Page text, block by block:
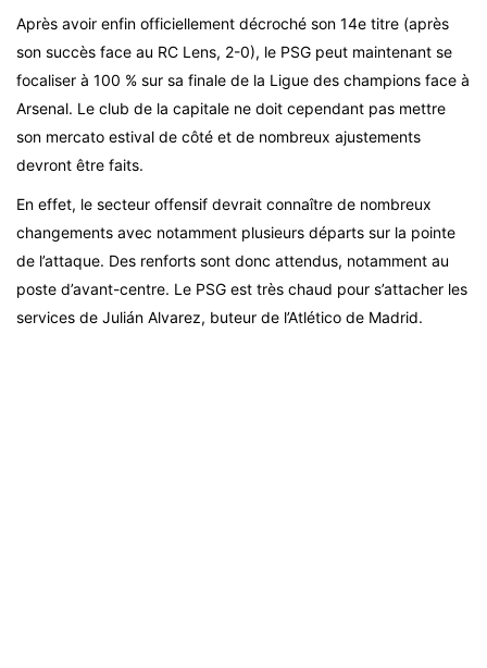
Après avoir enfin officiellement décroché son 14e titre (après
son succès face au RC Lens, 2-0), le PSG peut maintenant se
focaliser à 100 % sur sa finale de la Ligue des champions face à
Arsenal. Le club de la capitale ne doit cependant pas mettre
son mercato estival de côté et de nombreux ajustements
devront être faits.
En effet, le secteur offensif devrait connaître de nombreux
changements avec notamment plusieurs départs sur la pointe
de l’attaque. Des renforts sont donc attendus, notamment au
poste d’avant-centre. Le PSG est très chaud pour s’attacher les
services de Julián Alvarez, buteur de l’Atlético de Madrid.